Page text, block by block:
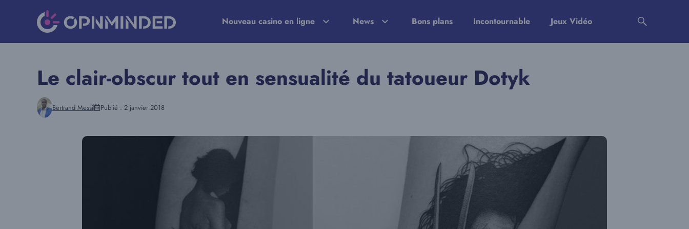
Nouveau casino en ligne News Bons plans Incontournable Jeux Vidéo
Le clair-obscur tout en sensualité du tatoueur Dotyk
Bertrand Messi Publié : 2 janvier 2018